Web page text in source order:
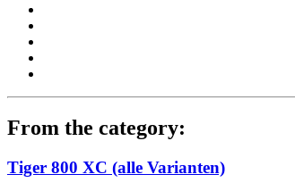
From the category:
Tiger 800 XC (alle Varianten)